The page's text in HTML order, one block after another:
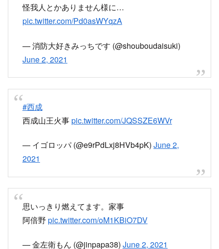
怪我人とかありません様に…
pic.twitter.com/Pd0asWYqzA
— 消防大好きみっちです (@shouboudaisuki)
June 2, 2021
#西成
西成山王火事pic.twitter.com/JQSSZE6WVr
— イゴロッパ (@e9rPdLxj8HVb4pK) June 2,
2021
思いっきり燃えてます。家事
阿倍野 pic.twitter.com/oM1KBiO7DV
— 金左衛もん (@jinpapa38) June 2, 2021